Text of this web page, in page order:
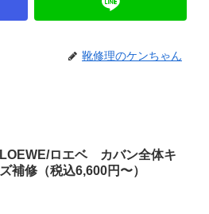
靴修理のケンちゃん
LOEWE/ロエベ カバン全体キ
ズ補修（税込6,600円〜）